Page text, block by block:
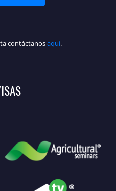
contáctanosaquí.